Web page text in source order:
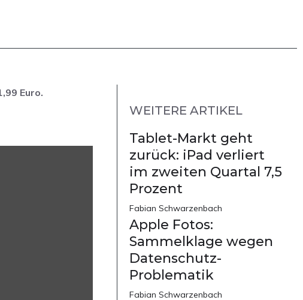
Euro.
WEITERE ARTIKEL
Tablet-Markt geht
zurück: iPad verliert
im zweiten Quartal 7,5
Prozent
Fabian Schwarzenbach
Apple Fotos:
Sammelklage wegen
Datenschutz-
Problematik
Fabian Schwarzenbach